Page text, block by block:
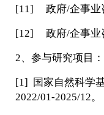
[11] 政府/企事业
[12] 政府/企事业
2、参与研究项目：
[1] 国家自然科学
2022/01-2025/12。